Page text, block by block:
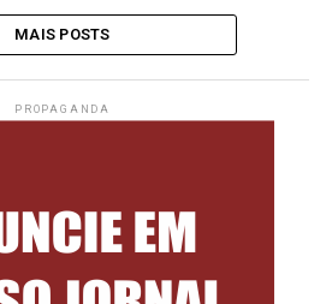
MAIS POSTS
PROPAGANDA